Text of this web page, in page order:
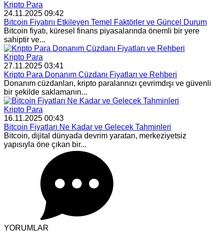
Kripto Para
24.11.2025 09:42
Bitcoin Fiyatını Etkileyen Temel Faktörler ve Güncel Durum
Bitcoin fiyatı, küresel finans piyasalarında önemli bir yere
sahiptir ve...
Kripto Para
27.11.2025 03:41
Kripto Para Donanım Cüzdanı Fiyatları ve Rehberi
Donanım cüzdanları, kripto paralarınızı çevrimdışı ve güvenli
bir şekilde saklamanın...
Kripto Para
16.11.2025 00:43
Bitcoin Fiyatları Ne Kadar ve Gelecek Tahminleri
Bitcoin, dijital dünyada devrim yaratan, merkeziyetsiz
yapısıyla öne çıkan bir...
YORUMLAR